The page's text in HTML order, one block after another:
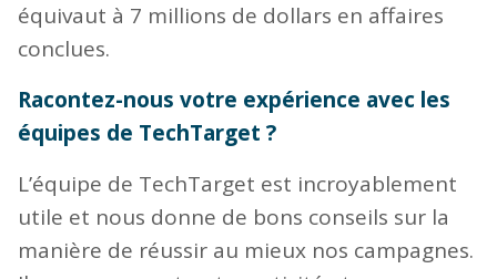
équivaut à 7 millions de dollars en affaires
conclues.
Racontez-nous votre expérience avec les
équipes de TechTarget ?
L’équipe de TechTarget est incroyablement
utile et nous donne de bons conseils sur la
manière de réussir au mieux nos campagnes.